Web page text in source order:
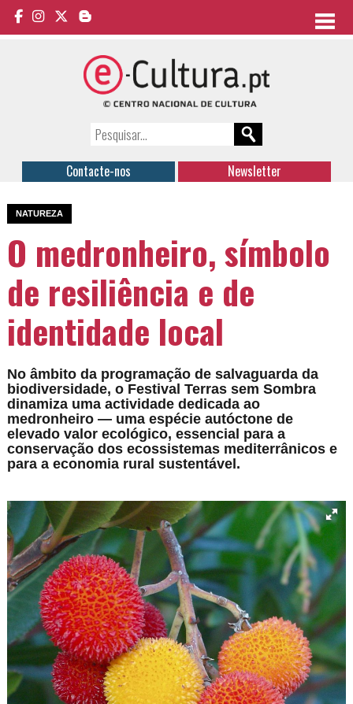
Contacte-nos Newsletter
NATUREZA
O medronheiro, símbolo
de resiliência e de
identidade local
No âmbito da programação de salvaguarda da
biodiversidade, o Festival Terras sem Sombra
dinamiza uma actividade dedicada ao
medronheiro — uma espécie autóctone de
elevado valor ecológico, essencial para a
conservação dos ecossistemas mediterrânicos e
para a economia rural sustentável.